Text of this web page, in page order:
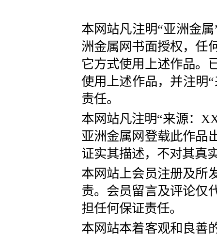
本网站凡注明“亚洲金
洲金属网书面授权，任
它方式使用上述作品。
使用上述作品，并注明
责任。
本网站凡注明“来源：
亚洲金属网登载此作品
证实其描述，不对其真
本网站上会员注册及所
责。会员留言及评论仅
担任何保证责任。
本网站本着客观和良善